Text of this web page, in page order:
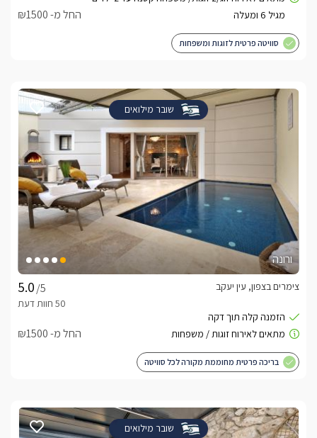
החל מ- ₪1500
סוויטה פרטית לזוגות ומשפחות
שובר מילואים
ורונה
/5
צימרים בצפון, עין יעקב
החל מ- ₪1500
בריכה פרטית מחוממת מקורה לכל סוויטה
שובר מילואים